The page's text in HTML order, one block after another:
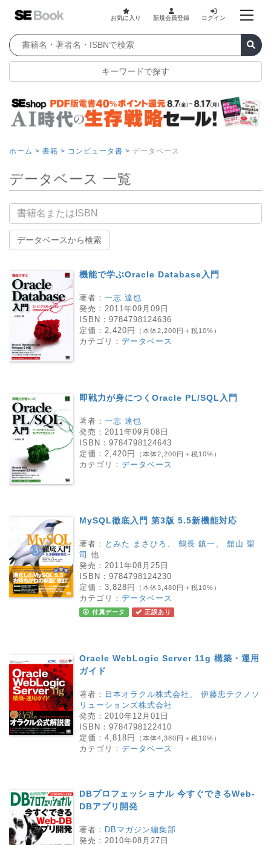
お気に入り 新規会員登録 ログイン
キーワードで探す
ホーム > 書籍 > コンピュータ書 > データベース
データベース 一覧
書籍名
データベースから検索
機能で学ぶOracle Database入門
著者： 一志 達也
発売： 2011年09月09日
ISBN： 9784798124636
定価： 2,420円 （本体2,200円＋税10%）
カテゴリ： データベース
即戦力が身につくOracle PL/SQL入門
著者： 一志 達也
発売： 2011年09月08日
ISBN： 9784798124643
定価： 2,420円 （本体2,200円＋税10%）
カテゴリ： データベース
MySQL徹底入門 第3版 5.5新機能対応
著者： とみた まさひろ 、 鶴長 鎮一 、 舘山 聖
司 他
発売： 2011年08月25日
ISBN： 9784798124230
定価： 3,828円 （本体3,480円＋税10%）
カテゴリ： データベース
付属データ 正誤あり
Oracle WebLogic Server 11g 構築・運用
ガイド
著者： 日本オラクル株式会社 、 伊藤忠テクノソ
リューションズ株式会社
発売： 2010年12月01日
ISBN： 9784798122410
定価： 4,818円 （本体4,380円＋税10%）
カテゴリ： データベース
DBプロフェッショナル 今すぐできるWeb-
DBアプリ開発
著者： DBマガジン編集部
発売： 2010年08月27日